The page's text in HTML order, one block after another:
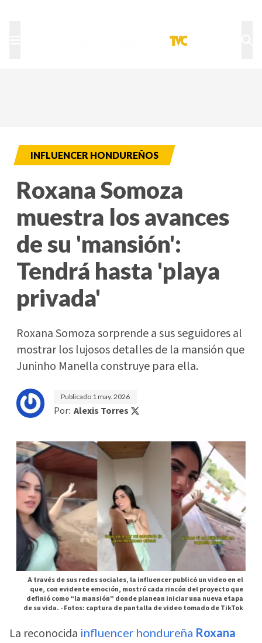
INFLUENCER HONDUREÑOS
Roxana Somoza
muestra los avances
de su 'mansión':
Tendrá hasta 'playa
privada'
Roxana Somoza sorprende a sus seguidores al
mostrar los lujosos detalles de la mansión que
Juninho Manella construye para ella.
Publicado 1 may. 2026
Por: Alexis Torres
A través de sus redes sociales, la influencer publicó un video en el
que, con evidente emoción, mostró cada rincón del proyecto que
definió como “la mansión” donde planean iniciar una nueva etapa
de su vida. -Fotos: captura de pantalla de video tomado de TikTok
La reconocida influencer hondureña Roxana